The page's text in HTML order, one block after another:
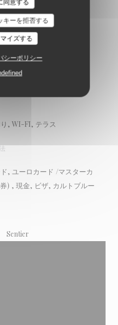
同意する
キーを拒否する
イズする
シーポリシー
, WI-FI, テラス
, ユーロカード /マスターカ
) , 現金, ビザ, カルトブルー
Sentier
Carreaux